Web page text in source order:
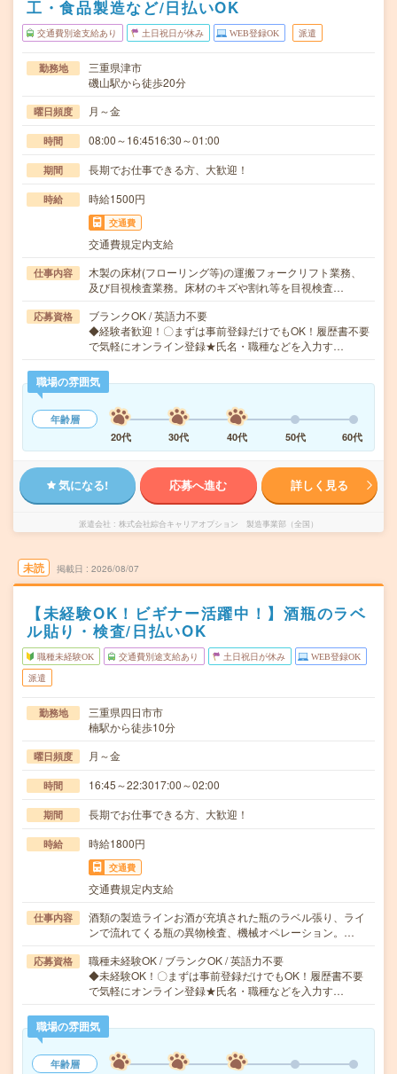
工・食品製造など/日払いOK
交通費別途支給あり 土日祝日が休み WEB登録OK 派遣
勤務地
三重県津市
磯山駅から徒歩20分
曜日頻度 月～金
時間 08:00～16:4516:30～01:00
期間 長期でお仕事できる方、大歓迎！
時給 時給1500円
交通費
交通費規定内支給
仕事内容
木製の床材(フローリング等)の運搬フォークリフト業務、
及び目視検査業務。床材のキズや割れ等を目視検査…
応募資格
ブランクOK / 英語力不要
◆経験者歓迎！〇まずは事前登録だけでもOK！履歴書不要
で気軽にオンライン登録★氏名・職種などを入力す…
職場の雰囲気
年齢層
20代
30代 40代 50代 60代
気になる! 応募へ進む 詳しく見る
派遣会社 株式会社綜合キャリアオプション 製造事業部（全国）
未読 掲載日 2026/08/07
【未経験OK！ビギナー活躍中！】酒瓶のラベ
ル貼り・検査/日払いOK
職種未経験OK 交通費別途支給あり 土日祝日が休み WEB登録OK
派遣
勤務地
三重県四日市市
楠駅から徒歩10分
曜日頻度 月～金
時間 16:45～22:3017:00～02:00
期間 長期でお仕事できる方、大歓迎！
時給 時給1800円
交通費
交通費規定内支給
仕事内容
酒類の製造ラインお酒が充填された瓶のラベル張り、ライ
ンで流れてくる瓶の異物検査、機械オペレーション。…
応募資格
職種未経験OK / ブランクOK / 英語力不要
◆未経験OK！〇まずは事前登録だけでもOK！履歴書不要
で気軽にオンライン登録★氏名・職種などを入力す…
職場の雰囲気
年齢層